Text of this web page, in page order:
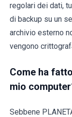
regolari dei dati,
di backup su un
archivio esterno
vengono
Come ha
mio
Sebbene